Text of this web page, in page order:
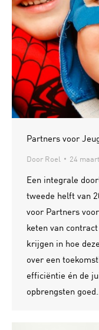
Partners voor
Door Roel 24
Een integrale
tweede helft van
voor Partners
keten van
krijgen in hoe
over een
efficiëntie én de
opbrengsten